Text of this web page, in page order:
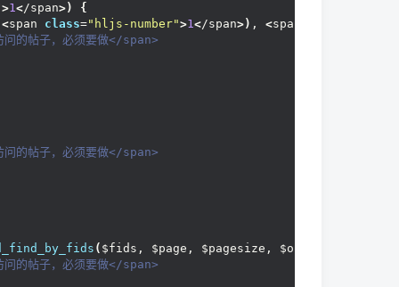
>1</span>)
{
span class="hljs-number">1</span>) , <span
的帖子，必须要做</span>
的帖子，必须要做</span>
( $fids, $page, $pagesize, $order, $threads
的帖子，必须要做</span>